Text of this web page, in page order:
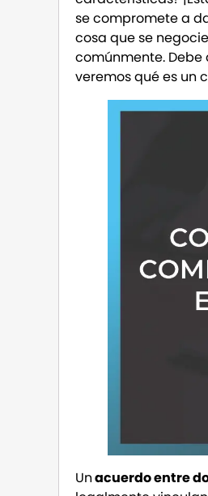
se compromete a
cosa que se
comúnmente.
veremos qué es un
Unacuerdo entre